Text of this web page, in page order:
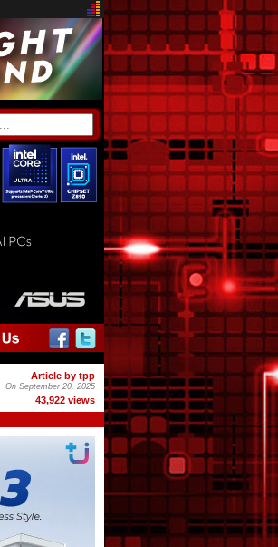
Article by tpp
On September 20, 2025
43,922 views